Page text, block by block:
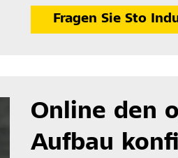
Fragen Sie Sto
Online den
Aufbau